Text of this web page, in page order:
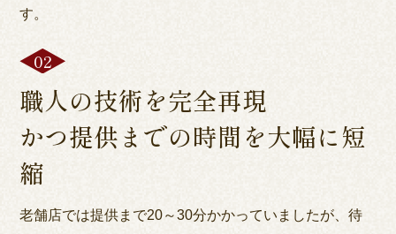
す。
職人の技術を完全再現
かつ提供までの時間を大幅に短
縮
老舗店では提供まで20～30分かかっていましたが、待